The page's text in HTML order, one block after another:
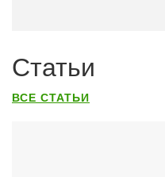
Статьи
ВСЕ СТАТЬИ